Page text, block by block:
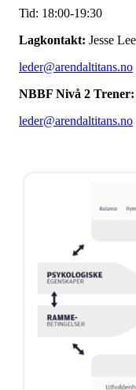
Tid: 18:00-19:30
Lagkontakt: Jesse
leder@arendaltitans.no
NBBF Nivå 2 Trener:
leder@arendaltitans.no